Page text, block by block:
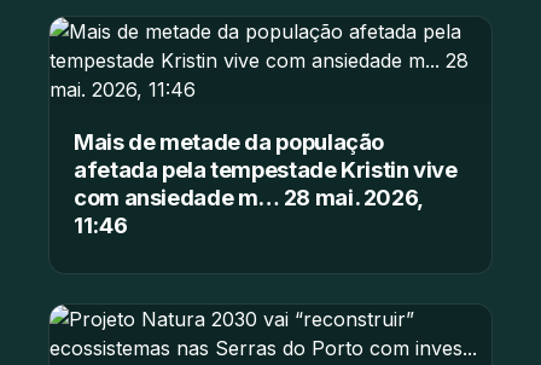
Mais de metade da população
afetada pela tempestade Kristin vive
com ansiedade m… 28 mai. 2026,
11:46